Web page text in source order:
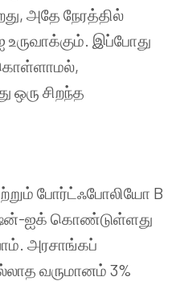
, அதே நேரத்தில்
உருவாக்கும். இப்போது
,
ஒரு சிறந்த
போர்ட்ஃபோலியோ B
-ஐக் கொண்டுள்ளது
. அரசாங்கப்
வருமானம் 3%